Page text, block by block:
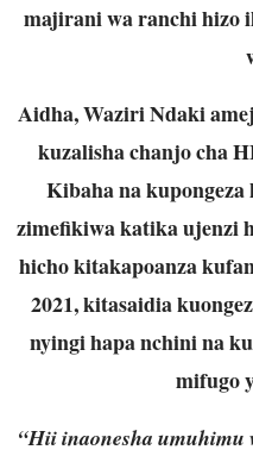
majirani wa ranchi hizo
Aidha, Waziri Ndaki
kuzalisha chanjo cha
Kibaha na
zimefikiwa katika ujenzi
hicho kitakapoanza
2021, kitasaidia
nyingi hapa nchini na
mifugo
“Hii inaonesha umuhimu